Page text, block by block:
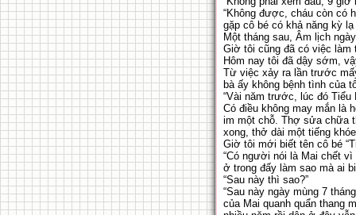
“Không được, cháu còn có
gặp cô bé có khả năng kỳ
Một tháng sau, Âm lịch
Giờ tôi cũng đã có việc
Hôm nay tôi đã dậy sớm,
Từ việc xảy ra lần trước
bà ấy không bệnh tình của
“Vài năm trước, lúc đó
Có điều không may mắn là
im một chỗ. Thợ sửa chữa
xong, thở dài một tiếng
Giờ tôi mới biết tên cô bé
“Có người nói là Mai chết
ở trong đấy làm sao mà ai
“Sau này thì sao?”
“Sau này ngày mùng 7
của Mai quanh quẩn thang